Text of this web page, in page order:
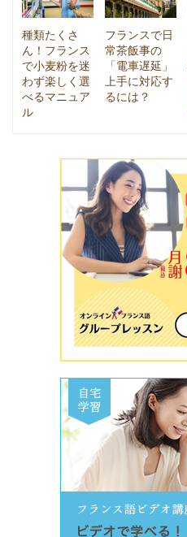
種類たくさ
ん！フランス
で小麦粉を迷
わず楽しく選
べるマニュア
ル
フランスで日
常茶飯事の
「電車遅延」
上手に対応す
るには？